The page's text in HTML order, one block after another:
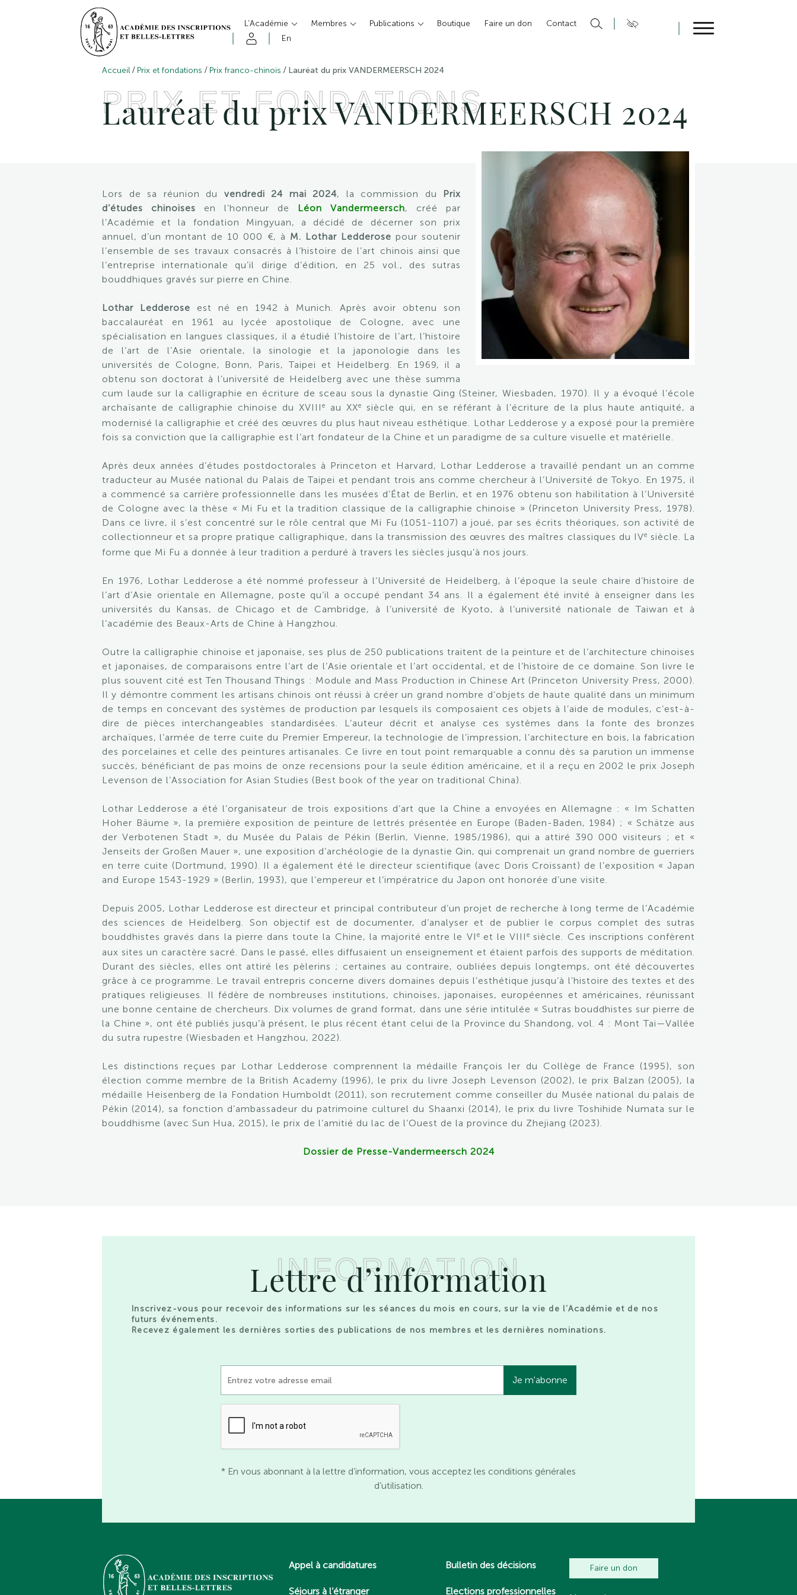
L’Académie Membres Publications Boutique Faire un don
Contact
En
Accueil / Prix et fondations / Prix franco-chinois / Lauréat du prix VANDERMEERSCH 2024
PRIX ET FONDATIONS
Lauréat du prix VANDERMEERSCH 2024
Lors de sa réunion du vendredi 24 mai 2024, la commission du Prix
d’études chinoises en l’honneur de Léon Vandermeersch, créé par
l’Académie et la fondation Mingyuan, a décidé de décerner son prix
annuel, d’un montant de 10 000 €, à M. Lothar Ledderose pour soutenir
l’ensemble de ses travaux consacrés à l’histoire de l’art chinois ainsi que
l’entreprise internationale qu’il dirige d’édition, en 25 vol., des sutras
bouddhiques gravés sur pierre en Chine.
Lothar Ledderose est né en 1942 à Munich. Après avoir obtenu son
baccalauréat en 1961 au lycée apostolique de Cologne, avec une
spécialisation en langues classiques, il a étudié l’histoire de l’art, l’histoire
de l’art de l’Asie orientale, la sinologie et la japonologie dans les
universités de Cologne, Bonn, Paris, Taipei et Heidelberg. En 1969, il a
obtenu son doctorat à l’université de Heidelberg avec une thèse summa
cum laude sur la calligraphie en écriture de sceau sous la dynastie Qing (Steiner, Wiesbaden, 1970). Il y a évoqué l’école
archaïsante de calligraphie chinoise du XVIIIe au XXe
siècle qui, en se référant à l’écriture de la plus haute antiquité, a
modernisé la calligraphie et créé des œuvres du plus haut niveau esthétique. Lothar Ledderose y a exposé pour la première
fois sa conviction que la calligraphie est l’art fondateur de la Chine et un paradigme de sa culture visuelle et matérielle.
Après deux années d’études postdoctorales à Princeton et Harvard, Lothar Ledderose a travaillé pendant un an comme
traducteur au Musée national du Palais de Taipei et pendant trois ans comme chercheur à l’Université de Tokyo. En 1975, il
a commencé sa carrière professionnelle dans les musées d’État de Berlin, et en 1976 obtenu son habilitation à l’Université
de Cologne avec la thèse « Mi Fu et la tradition classique de la calligraphie chinoise » (Princeton University Press, 1978).
Dans ce livre, il s’est concentré sur le rôle central que Mi Fu (1051-1107) a joué, par ses écrits théoriques, son activité de
collectionneur et sa propre pratique calligraphique, dans la transmission des œuvres des maîtres classiques du IVe siècle. La
forme que Mi Fu a donnée à leur tradition a perduré à travers les siècles jusqu’à nos jours.
En 1976, Lothar Ledderose a été nommé professeur à l’Université de Heidelberg, à l’époque la seule chaire d’histoire de
l’art d’Asie orientale en Allemagne, poste qu’il a occupé pendant 34 ans. Il a également été invité à enseigner dans les
universités du Kansas, de Chicago et de Cambridge, à l’université de Kyoto, à l’université nationale de Taiwan et à
l’académie des Beaux-Arts de Chine à Hangzhou.
Outre la calligraphie chinoise et japonaise, ses plus de 250 publications traitent de la peinture et de l’architecture chinoises
et japonaises, de comparaisons entre l’art de l’Asie orientale et l’art occidental, et de l’histoire de ce domaine. Son livre le
plus souvent cité est Ten Thousand Things : Module and Mass Production in Chinese Art (Princeton University Press, 2000).
Il y démontre comment les artisans chinois ont réussi à créer un grand nombre d’objets de haute qualité dans un minimum
de temps en concevant des systèmes de production par lesquels ils composaient ces objets à l’aide de modules, c’est-à-
dire de pièces interchangeables standardisées. L’auteur décrit et analyse ces systèmes dans la fonte des bronzes
archaïques, l’armée de terre cuite du Premier Empereur, la technologie de l’impression, l’architecture en bois, la fabrication
des porcelaines et celle des peintures artisanales. Ce livre en tout point remarquable a connu dès sa parution un immense
succès, bénéficiant de pas moins de onze recensions pour la seule édition américaine, et il a reçu en 2002 le prix Joseph
Levenson de l’Association for Asian Studies (Best book of the year on traditional China).
Lothar Ledderose a été l’organisateur de trois expositions d’art que la Chine a envoyées en Allemagne : « Im Schatten
Hoher Bäume », la première exposition de peinture de lettrés présentée en Europe (Baden-Baden, 1984) ; « Schätze aus
der Verbotenen Stadt », du Musée du Palais de Pékin (Berlin, Vienne, 1985/1986), qui a attiré 390 000 visiteurs ; et «
Jenseits der Großen Mauer », une exposition d’archéologie de la dynastie Qin, qui comprenait un grand nombre de guerriers
en terre cuite (Dortmund, 1990). Il a également été le directeur scientifique (avec Doris Croissant) de l’exposition « Japan
and Europe 1543-1929 » (Berlin, 1993), que l’empereur et l’impératrice du Japon ont honorée d’une visite.
Depuis 2005, Lothar Ledderose est directeur et principal contributeur d’un projet de recherche à long terme de l’Académie
des sciences de Heidelberg. Son objectif est de documenter, d’analyser et de publier le corpus complet des sutras
bouddhistes gravés dans la pierre dans toute la Chine, la majorité entre le VI e et le VIIIe siècle. Ces inscriptions confèrent
aux sites un caractère sacré. Dans le passé, elles diffusaient un enseignement et étaient parfois des supports de méditation.
Durant des siècles, elles ont attiré les pèlerins ; certaines au contraire, oubliées depuis longtemps, ont été découvertes
grâce à ce programme. Le travail entrepris concerne divers domaines depuis l’esthétique jusqu’à l’histoire des textes et des
pratiques religieuses. Il fédère de nombreuses institutions, chinoises, japonaises, européennes et américaines, réunissant
une bonne centaine de chercheurs. Dix volumes de grand format, dans une série intitulée « Sutras bouddhistes sur pierre de
la Chine », ont été publiés jusqu’à présent, le plus récent étant celui de la Province du Shandong, vol. 4 : Mont Tai—Vallée
du sutra rupestre (Wiesbaden et Hangzhou, 2022).
Les distinctions reçues par Lothar Ledderose comprennent la médaille François Ier du Collège de France (1995), son
élection comme membre de la British Academy (1996), le prix du livre Joseph Levenson (2002), le prix Balzan (2005), la
médaille Heisenberg de la Fondation Humboldt (2011), son recrutement comme conseiller du Musée national du palais de
Pékin (2014), sa fonction d’ambassadeur du patrimoine culturel du Shaanxi (2014), le prix du livre Toshihide Numata sur le
bouddhisme (avec Sun Hua, 2015), le prix de l’amitié du lac de l’Ouest de la province du Zhejiang (2023).
Dossier de Presse-Vandermeersch 2024
INFORMATION
Lettre d’information
Inscrivez-vous pour recevoir des informations sur les séances du mois en cours, sur la vie de l’Académie et de nos
futurs événements.
Recevez également les dernières sorties des publications de nos membres et les dernières nominations.
* En vous abonnant à la lettre d’information, vous acceptez les conditions générales
d’utilisation.
Appel à candidatures
Séjours à l’étranger
Bulletin des décisions
Elections professionnelles
Faire un don